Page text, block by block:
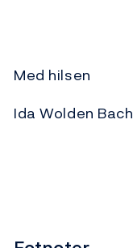
Med hilsen
Ida Wolden